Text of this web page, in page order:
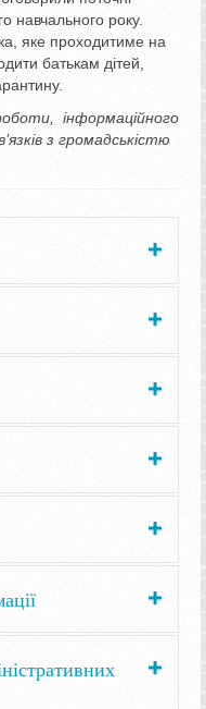
навчального року.
яке проходитиме на
батькам дітей,
інформаційного
з громадськістю